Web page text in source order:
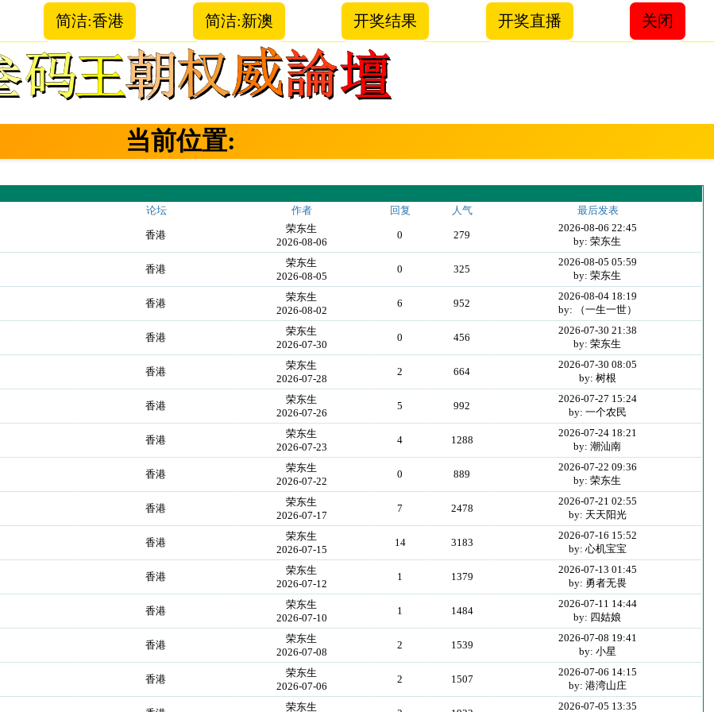
简洁:香港 简洁:新澳 开奖结果 开奖直播 关闭
当前位置:
论坛 作者 回复 人气 最后发表
香港
荣东生
2026-08-06
0 279
2026-08-06 22:45
by: 荣东生
香港
荣东生
2026-08-05
0 325
2026-08-05 05:59
by: 荣东生
香港
荣东生
2026-08-02
6 952
2026-08-04 18:19
by: （一生一世）
香港
荣东生
2026-07-30
0 456
2026-07-30 21:38
by: 荣东生
香港
荣东生
2026-07-28
2 664
2026-07-30 08:05
by: 树根
香港
荣东生
2026-07-26
5 992
2026-07-27 15:24
by: 一个农民
香港
荣东生
2026-07-23
4 1288
2026-07-24 18:21
by: 潮汕南
香港
荣东生
2026-07-22
0 889
2026-07-22 09:36
by: 荣东生
香港
荣东生
2026-07-17
7 2478
2026-07-21 02:55
by: 天天阳光
香港
荣东生
2026-07-15
14 3183
2026-07-16 15:52
by: 心机宝宝
香港
荣东生
2026-07-12
1 1379
2026-07-13 01:45
by: 勇者无畏
香港
荣东生
2026-07-10
1 1484
2026-07-11 14:44
by: 四姑娘
香港
荣东生
2026-07-08
2 1539
2026-07-08 19:41
by: 小星
香港
荣东生
2026-07-06
2 1507
2026-07-06 14:15
by: 港湾山庄
荣东生 2026-07-05 13:35